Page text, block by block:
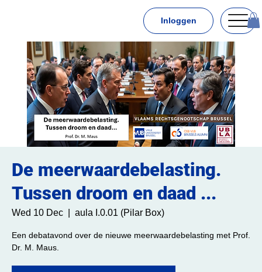
Inloggen
De meerwaardebelasting.
Tussen droom en daad ...
Wed 10 Dec aula I.0.01 (Pilar Box)
Een debatavond over de nieuwe meerwaardebelasting met Prof.
Dr. M. Maus.